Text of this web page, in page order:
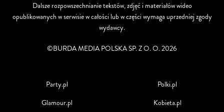
Dalsze rozpowszechnianie tekstów, zdjęć i materiałów wideo
opublikowanych w serwisie w całości lub w części wymaga uprzedniej zgody
wydawcy.
©BURDA MEDIA POLSKA SP. Z O. O. 2026
Party.pl
Glamour.pl
Polki.pl
Kobieta.pl